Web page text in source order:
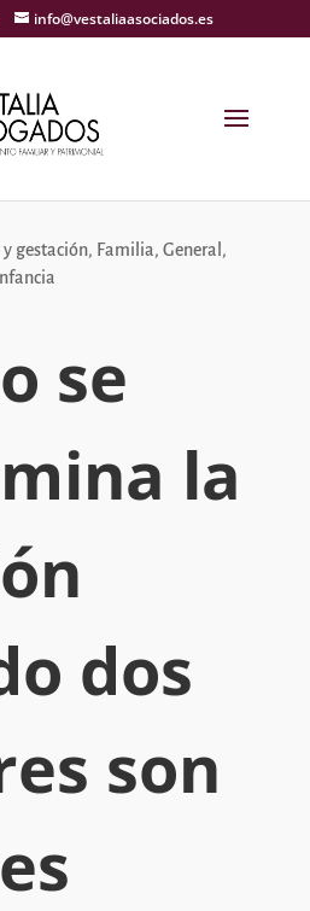
info@vestaliaasociados.es
gestación, Familia, General ,
Infancia
se
la
dos
son